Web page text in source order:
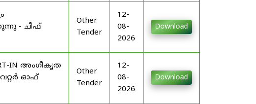
- ചീഫ്
Other
Tender
12-
08-
2026
Download
IN അംഗീകൃത
ഓഫ്
Other
Tender
12-
08-
2026
Download